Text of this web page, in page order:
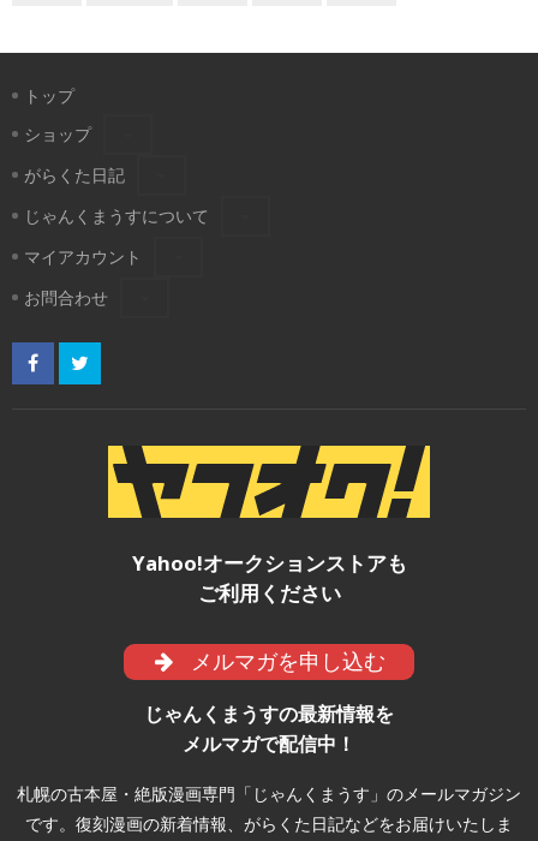
トップ
ショップ
がらくた日記
じゃんくまうすについて
マイアカウント
お問合わせ
Yahoo!オークションストアも
ご利用ください
メルマガを申し込む
じゃんくまうすの最新情報を
メルマガで配信中！
札幌の古本屋・絶版漫画専門「じゃんくまうす」のメールマガジン
です。復刻漫画の新着情報、がらくた日記などをお届けいたしま